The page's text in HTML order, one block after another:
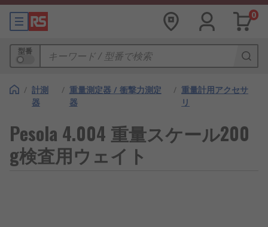
0
型番
/ 計測
器
/ 重量測定器 / 衝撃力測定
器
/ 重量計用アクセサ
リ
Pesola 4.004 重量スケール200
g検査用ウェイト